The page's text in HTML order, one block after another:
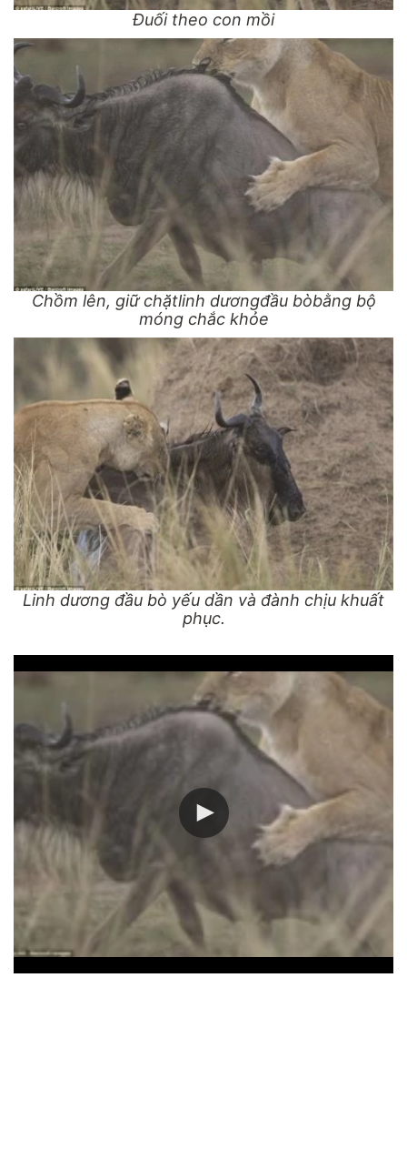
Đuối theo con mồi
Chồm lên, giữ chặtlinh dươngđầu bòbằng bộ
móng chắc khỏe
Linh dương đầu bò yếu dần và đành chịu khuất
phục.